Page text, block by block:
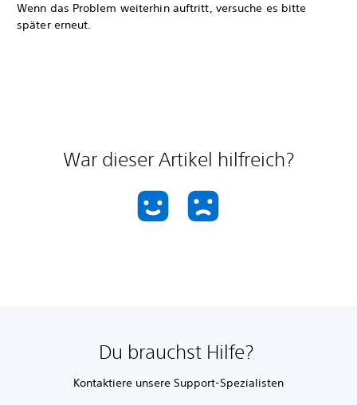
Wenn das Problem weiterhin auftritt, versuche es bitte
später erneut.
War dieser Artikel hilfreich?
Du brauchst Hilfe?
Kontaktiere unsere Support-Spezialisten